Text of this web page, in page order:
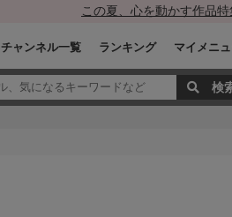
この夏、心を動かす作品
チャンネル一覧 ランキング マイメニ